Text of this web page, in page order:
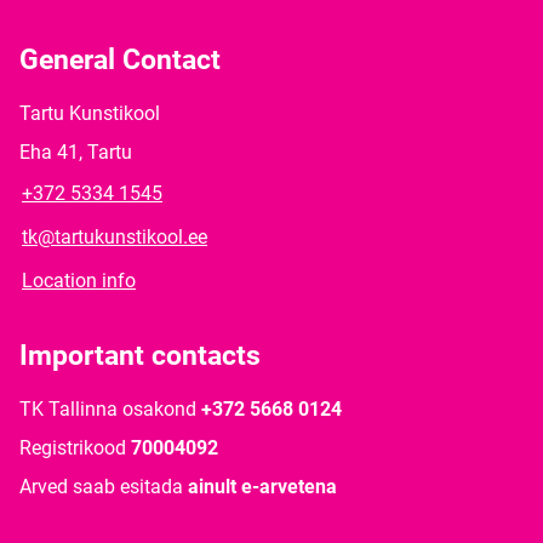
General Contact
Tartu Kunstikool
Eha 41, Tartu
+372 5334 1545
tk@tartukunstikool.ee
Location info
Important contacts
TK Tallinna osakond +372 5668 0124
Registrikood 70004092
Arved saab esitada ainult e-arvetena